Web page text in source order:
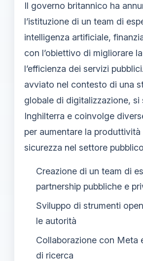
Il governo britannico ha
l’istituzione di un team di
intelligenza artificiale,
con l’obiettivo di migliorare
l’efficienza dei servizi
avviato nel contesto di una
globale di digitalizzazione, si
Inghilterra e coinvolge
per aumentare la produttività
sicurezza nel settore
Creazione di un team di
partnership pubbliche e
Sviluppo di strumenti
le autorità
Collaborazione con Meta
di ricerca